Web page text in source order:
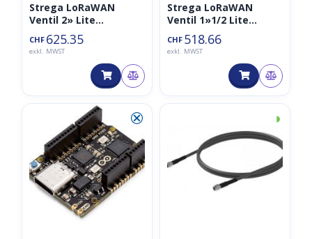
Strega LoRaWAN
Ventil 2» Lite
(Batteriebetrieben)
CHF 625.35
exkl. MWST
Strega LoRaWAN
Ventil 1»1/2 Lite
(Batteriebetrieben)
CHF 518.66
exkl. MWST
⮿ ◑